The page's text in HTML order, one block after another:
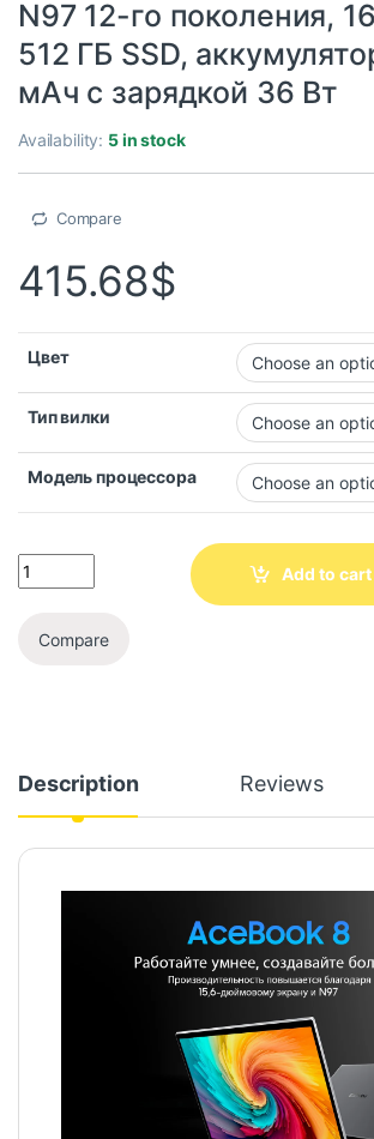
N97 12-го поколения,
512 ГБ SSD,
мАч с зарядкой 36 Вт
Availability: 5 in stock
Compare
415.68$
Цвет
Тип вилки
Модель процессора
Add to cart
Compare
Description Reviews